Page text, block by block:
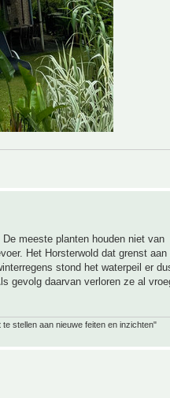
meeste planten houden niet van
Het Horsterwold dat grenst aan
stond het waterpeil er
gevolg daarvan verloren ze al
stellen aan nieuwe feiten en inzichten"